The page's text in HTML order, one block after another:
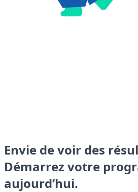
Envie de voir des
Démarrez votre
aujourd’hui.